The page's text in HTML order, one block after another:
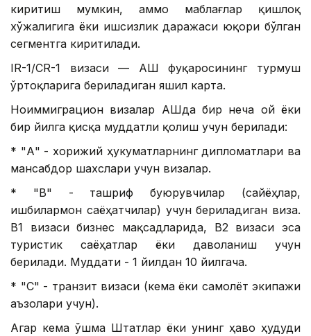
киритиш мумкин, аммо маблағлар қишлоқ
хўжалигига ёки ишсизлик даражаси юқори бўлган
сегментга киритилади.
IR-1/CR-1 визаси — АҚШ фуқаросининг турмуш
ўртоқларига бериладиган яшил карта.
Ноиммиграцион визалар АҚШда бир неча ой ёки
бир йилга қисқа муддатли қолиш учун берилади:
* "А" - хорижий ҳукуматларнинг дипломатлари ва
мансабдор шахслари учун визалар.
* "В" - ташриф буюрувчилар (сайёҳлар,
ишбилармон саёҳатчилар) учун бериладиган виза.
В1 визаси бизнес мақсадларида, В2 визаси эса
туристик саёҳатлар ёки даволаниш учун
берилади. Муддати - 1 йилдан 10 йилгача.
* "C" - транзит визаси (кема ёки самолёт экипажи
аъзолари учун).
Агар кема Қўшма Штатлар ёки унинг ҳаво ҳудуди